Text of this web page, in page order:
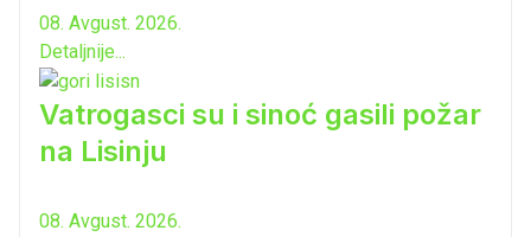
08. Avgust. 2026.
Detaljnije...
Vatrogasci su i sinoć gasili požar
na Lisinju
08. Avgust. 2026.